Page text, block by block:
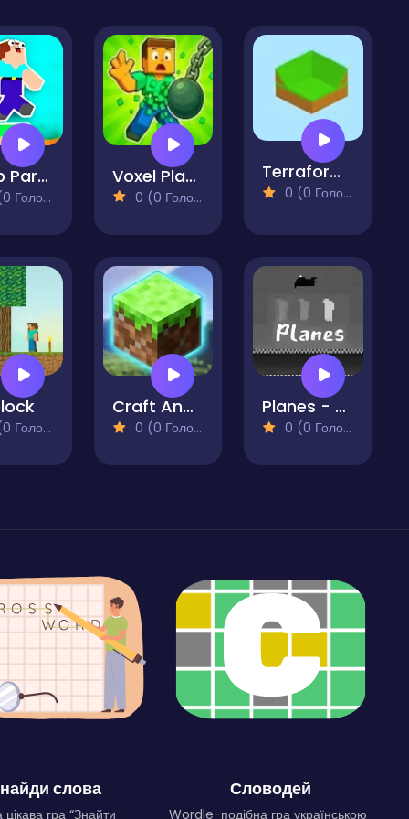
Noob Parkour 3D Voxel Playground - Ragdoll Noob
0 (0 Голосів)
Terraformer
0 (0 Голосів)
Craft And Mine
0 (0 Голосів)
Planes - An out of body puzzle game
0 (0 Голосів)
слова
гра “Знайти
Словодей
Wordle-подібна гра українською